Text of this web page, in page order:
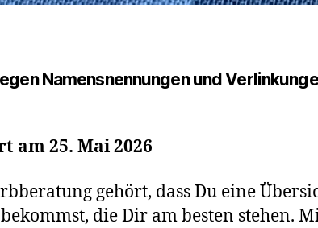
Namensnennungen und
am 25. Mai 2026
gehört, dass Du eine
die Dir am besten stehen.